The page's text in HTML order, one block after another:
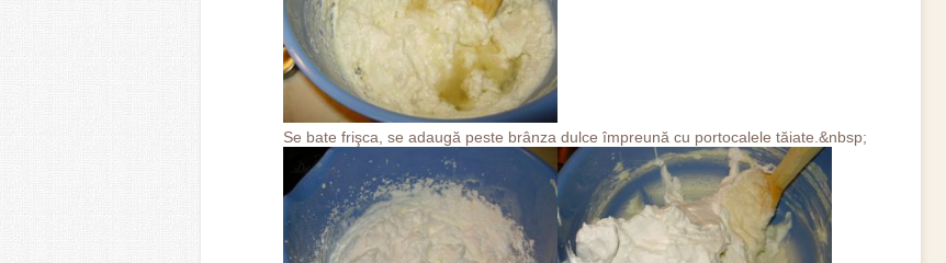
Se bate frişca, se adaugă peste brânza dulce împreună cu portocalele tăiate.&nbsp;